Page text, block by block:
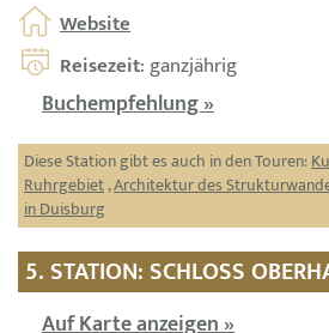
Website
Reisezeit: ganzjährig
Buchempfehlung »
Diese Station gibt es auch in den Touren:
Ruhrgebiet,Architektur des
in Duisburg
5. STATION: SCHLOSS
Auf Karte anzeigen »